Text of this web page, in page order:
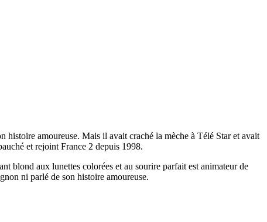
amoureuse. Mais il avait craché la mèche à Télé Star et avait
et rejoint France 2 depuis 1998.
blond aux lunettes colorées et au sourire parfait est animateur de
ni parlé de son histoire amoureuse.